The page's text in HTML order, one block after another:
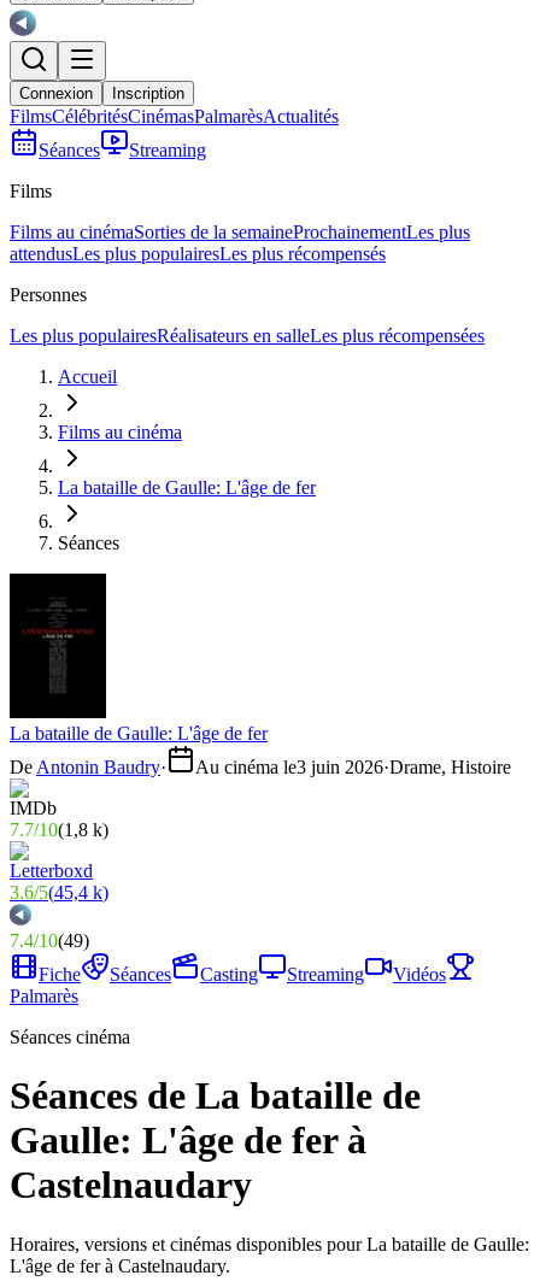
Connexion Inscription
FilmsCélébritésCinémasPalmarèsActualités
Séances
Streaming
Films
Films au cinémaSorties de la semaineProchainementLes plus
attendusLes plus populairesLes plus récompensés
Personnes
Les plus populairesRéalisateurs en salleLes plus récompensées
Accueil
Films au cinéma
La bataille de Gaulle: L'âge de fer
Séances
La bataille de Gaulle: L'âge de fer
De Antonin Baudry· Au cinéma le3 juin 2026·Drame, Histoire
7.7/10(1,8 k)
3.6/5(45,4 k)
7.4/10(49)
Fiche
Séances Casting Streaming
Vidéos
Palmarès
Séances cinéma
Séances de La bataille de
Gaulle: L'âge de fer à
Castelnaudary
Horaires, versions et cinémas disponibles pour La bataille de Gaulle:
L'âge de fer à Castelnaudary.